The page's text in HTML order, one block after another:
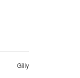
Gilly